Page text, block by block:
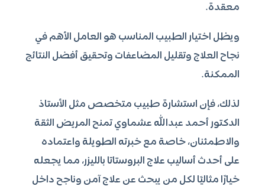
معقدة.
ويظل اختيار الطبيب المناسب هو العامل الأهم في
نجاح العلاج وتقليل المضاعفات وتحقيق أفضل النتائج
الممكنة.
لذلك، فإن استشارة طبيب متخصص مثل الأستاذ
الدكتور أحمد عبدالله عشماوي تمنح المريض الثقة
والاطمئنان، خاصة مع خبرته الطويلة واعتماده
على أحدث أساليب علاج البروستاتا بالليزر، مما يجعله
خيارًا مثاليًا لكل من يبحث عن علاج آمن وناجح داخل